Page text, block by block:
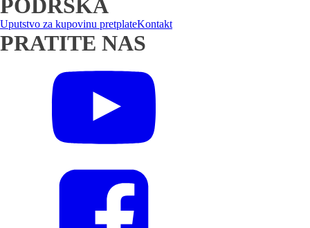
PODRŠKA
Uputstvo za kupovinu pretplateKontakt
PRATITE NAS